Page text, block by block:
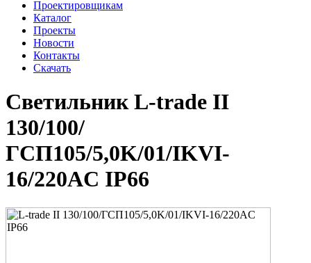
Проектировщикам
Каталог
Проекты
Новости
Контакты
Скачать
Светильник L-trade II
130/100/
ГСП105/5,0K/01/IKVI-
16/220AC IP66